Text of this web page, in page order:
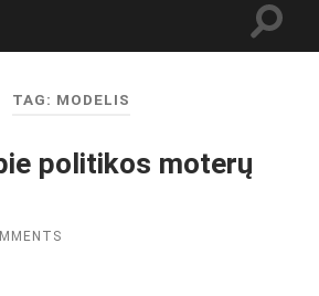
TAG: MODELIS
politikos moterų